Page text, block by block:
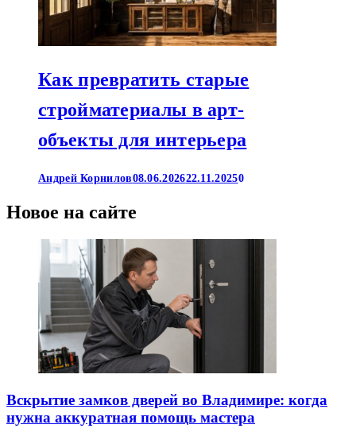
Как превратить старые
стройматериалы в арт-
объекты для интерьера
Андрей Корнилов08.06.202622.11.20250
Новое на сайте
Вскрытие замков дверей во Владимире: когда
нужна аккуратная помощь мастера